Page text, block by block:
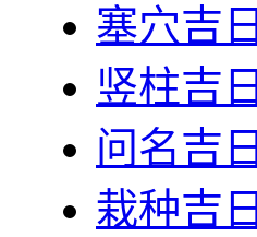
塞穴吉日
竖柱吉日
问名吉日
栽种吉日